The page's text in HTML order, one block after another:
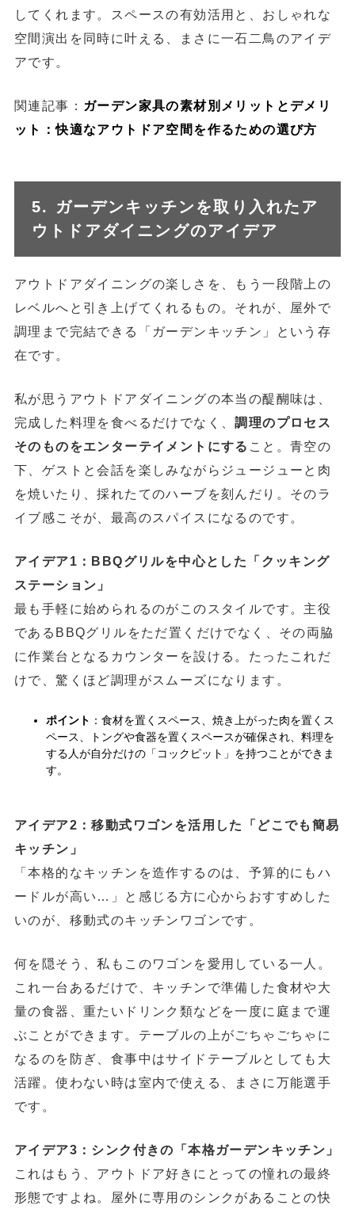
してくれます。スペースの有効活用と、おしゃれな
空間演出を同時に叶える、まさに一石二鳥のアイデ
アです。
関連記事： ガーデン家具の素材別メリットとデメリ
ット：快適なアウトドア空間を作るための選び方
5. ガーデンキッチンを取り入れたア
ウトドアダイニングのアイデア
アウトドアダイニングの楽しさを、もう一段階上の
レベルへと引き上げてくれるもの。それが、屋外で
調理まで完結できる「ガーデンキッチン」という存
在です。
私が思うアウトドアダイニングの本当の醍醐味は、
完成した料理を食べるだけでなく、調理のプロセス
そのものをエンターテイメントにする こと。青空の
下、ゲストと会話を楽しみながらジュージューと肉
を焼いたり、採れたてのハーブを刻んだり。そのラ
イブ感こそが、最高のスパイスになるのです。
アイデア1：BBQグリルを中心とした「クッキング
ステーション」
最も手軽に始められるのがこのスタイルです。主役
であるBBQグリルをただ置くだけでなく、その両脇
に作業台となるカウンターを設ける。たったこれだ
けで、驚くほど調理がスムーズになります。
ポイント ：食材を置くスペース、焼き上がった肉を置くス
ペース、トングや食器を置くスペースが確保され、料理を
する人が自分だけの「コックピット」を持つことができま
す。
アイデア2：移動式ワゴンを活用した「どこでも簡易
キッチン」
「本格的なキッチンを造作するのは、予算的にもハ
ードルが高い…」と感じる方に心からおすすめした
いのが、移動式のキッチンワゴンです。
何を隠そう、私もこのワゴンを愛用している一人。
これ一台あるだけで、キッチンで準備した食材や大
量の食器、重たいドリンク類などを一度に庭まで運
ぶことができます。テーブルの上がごちゃごちゃに
なるのを防ぎ、食事中はサイドテーブルとしても大
活躍。使わない時は室内で使える、まさに万能選手
です。
アイデア3：シンク付きの「本格ガーデンキッチン」
これはもう、アウトドア好きにとっての憧れの最終
形態ですよね。屋外に専用のシンクがあることの快